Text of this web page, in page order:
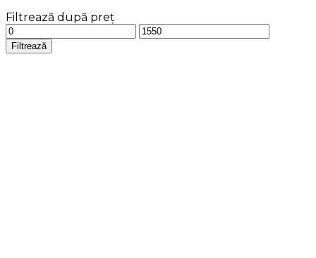
Filtrează după preț
Preț
minim
Preț
maxim
Filtrează